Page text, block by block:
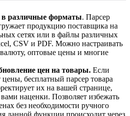
в различные форматы. Парсер
продукцию поставщика на
сетях или в файлы различных
CSV и PDF. Можно настраивать
валюту, оптовые цены и многие
цен на товары. Если
цены, бесплатный парсер товара
их на вашей странице,
вами наценки. Позволяет избежать
без необходимости ручного